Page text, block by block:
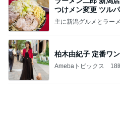
柏木由紀子 定番ワ
Amebaトピックス 18